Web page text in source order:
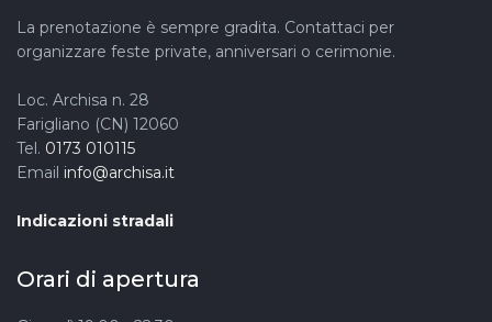
La prenotazione è sempre gradita. Contattaci per
organizzare feste private, anniversari o cerimonie.
Loc. Archisa n. 28
Farigliano (CN) 12060
Tel. 0173 010115
Email info@archisa.it
Indicazioni stradali
Orari di apertura